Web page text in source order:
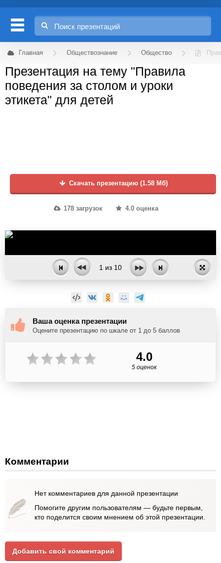
Главная Обществознание Общество
Презентация на тему "Правила
поведения за столом и уроки
этикета" для детей
Скачать презентацию (1.58 Мб)
178 загрузок 4.0 оценка
1 из 10
Ваша оценка презентации
Оцените презентацию по шкале от 1 до 5 баллов
4.0
5 оценок
Комментарии
Нет комментариев для данной презентации
Помогите другим пользователям — будьте первым,
кто поделится своим мнением об этой презентации.
Добавить свой комментарий